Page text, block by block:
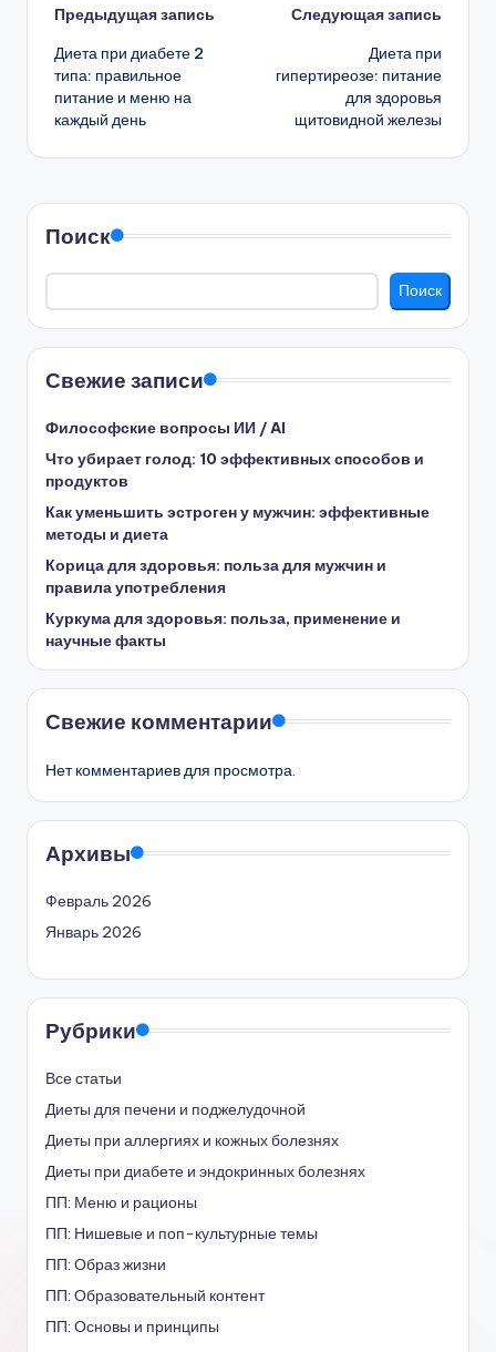
Навигация
записи
Предыдущая запись
Диета при диабете 2
типа: правильное
питание и меню на
каждый день
Следующая запись
Диета при
гипертиреозе: питание
для здоровья
щитовидной железы
Поиск
Поиск
Свежие записи
Философские вопросы ИИ / AI
Что убирает голод: 10 эффективных способов и
продуктов
Как уменьшить эстроген у мужчин: эффективные
методы и диета
Корица для здоровья: польза для мужчин и
правила употребления
Куркума для здоровья: польза, применение и
научные факты
Свежие комментарии
Нет комментариев для просмотра.
Архивы
Февраль 2026
Январь 2026
Рубрики
Все статьи
Диеты для печени и поджелудочной
Диеты при аллергиях и кожных болезнях
Диеты при диабете и эндокринных болезнях
ПП: Меню и рационы
ПП: Нишевые и поп-культурные темы
ПП: Образ жизни
ПП: Образовательный контент
ПП: Основы и принципы